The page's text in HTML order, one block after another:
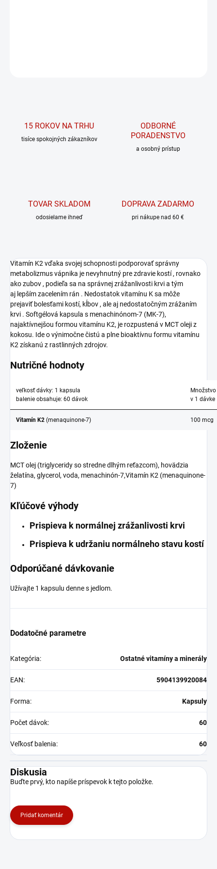
15 ROKOV NA TRHU
tisíce spokojných zákazníkov
ODBORNÉ
PORADENSTVO
a osobný prístup
TOVAR SKLADOM
odosielame ihneď
DOPRAVA ZADARMO
pri nákupe nad 60 €
Vitamín K2 vďaka svojej schopnosti podporovať správny
metabolizmus vápnika je nevyhnutný pre zdravie kostí , rovnako
ako zubov , podieľa sa na správnej zrážanlivosti krvi a tým
aj lepším zacelením rán . Nedostatok vitamínu K sa môže
prejaviť bolesťami kostí, kĺbov , ale aj nedostatočným zrážaním
krvi . Softgélová kapsula s menachinónom-7 (MK-7),
najaktívnejšou formou vitamínu K2, je rozpustená v MCT oleji z
kokosu. Ide o výnimočne čistú a plne bioaktívnu formu vitamínu
K2 získanú z rastlinných zdrojov.
Nutričné hodnoty
veľkosť dávky: 1 kapsula
balenie obsahuje: 60 dávok
Množstvo
v 1 dávke
Vitamín K2 (menaquinone-7) 100 mcg
Zloženie
MCT olej (triglyceridy so stredne dlhým reťazcom), hovädzia
želatína, glycerol, voda, menachinón-7,Vitamín K2 (menaquinone-
7)
Kľúčové výhody
Prispieva k normálnej zrážanlivosti krvi
Prispieva k udržaniu normálneho stavu kostí
Odporúčané dávkovanie
Užívajte 1 kapsulu denne s jedlom.
Dodatočné parametre
Kategória: Ostatné vitamíny a minerály
EAN: 5904139920084
Forma: Kapsuly
Počet dávok: 60
Veľkosť balenia: 60
Diskusia
Buďte prvý, kto napíše príspevok k tejto položke.
Pridať komentár